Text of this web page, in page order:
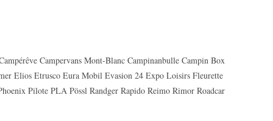
Campervans Mont-Blanc Campinanbulle Campin Box
Elios Etrusco Eura Mobil Evasion 24 Expo Loisirs Fleurette
Pilote PLA Pössl Randger Rapido Reimo Rimor Roadcar